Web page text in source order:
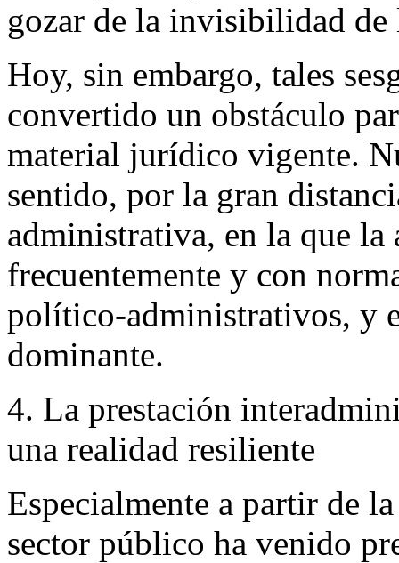
gozar de la invisibilidad
Hoy, sin embargo, tales
convertido un obstáculo
material jurídico vigente.
sentido, por la gran
administrativa, en la que
frecuentemente y con
político-administrativos, y
dominante.
4. La prestación
una realidad resiliente
Especialmente a partir de
sector público ha venido